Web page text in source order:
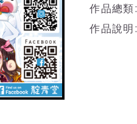
作品總類:
作品說明: